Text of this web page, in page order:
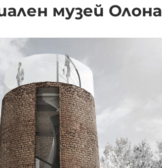
музей Олона